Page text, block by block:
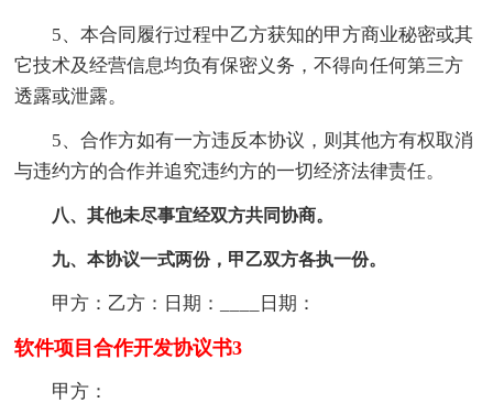
5、本合同履行过程中乙方获知的甲方商业秘密或其
它技术及经营信息均负有保密义务，不得向任何第三方
透露或泄露。
5、合作方如有一方违反本协议，则其他方有权取消
与违约方的合作并追究违约方的一切经济法律责任。
八、其他未尽事宜经双方共同协商。
九、本协议一式两份，甲乙双方各执一份。
甲方：乙方：日期：____日期：
软件项目合作开发协议书3
甲方：